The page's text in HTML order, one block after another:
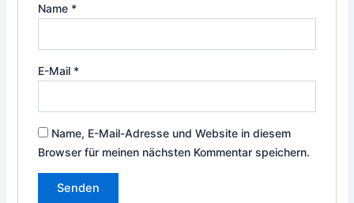
Name *
E-Mail *
Name, E-Mail-Adresse und Website in diesem
Browser für meinen nächsten Kommentar speichern.